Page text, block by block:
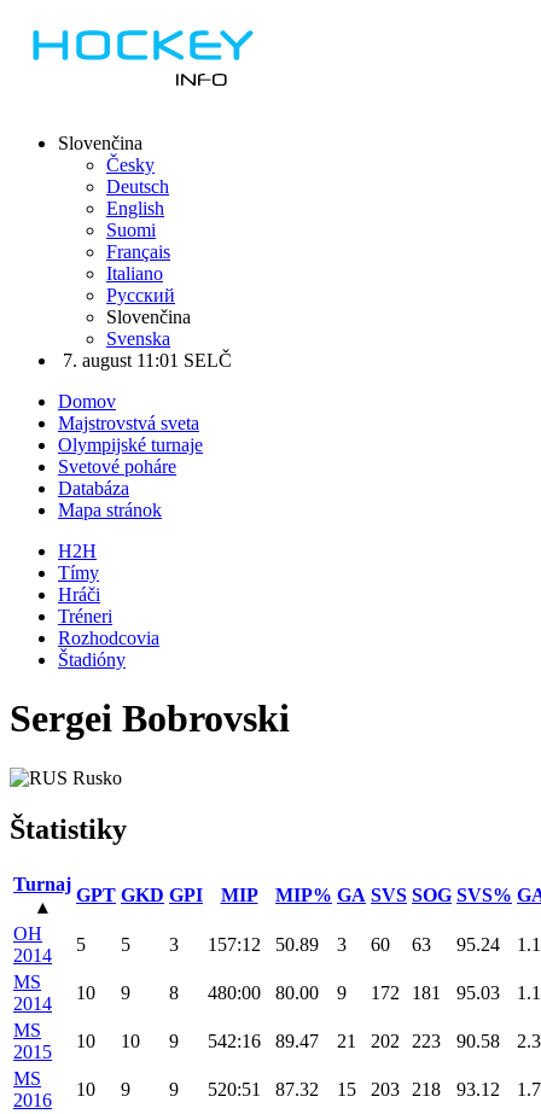
Slovenčina
Česky
Deutsch
English
Suomi
Français
Italiano
Русский
Slovenčina
Svenska
7. august 11:01 SELČ
Domov
Majstrovstvá sveta
Olympijské turnaje
Svetové poháre
Databáza
Mapa stránok
H2H
Tímy
Hráči
Tréneri
Rozhodcovia
Štadióny
Sergei Bobrovski
Rusko
Štatistiky
Turnaj
▴
GPT GKD GPI MIP MIP% GA SVS SOG SVS%
OH
2014
5 5 3 157:12 50.89 3 60 63 95.24
MS
2014
10 9 8 480:00 80.00 9 172 181 95.03
MS
2015
10 10 9 542:16 89.47 21 202 223 90.58
MS
2016
10 9 9 520:51 87.32 15 203 218 93.12